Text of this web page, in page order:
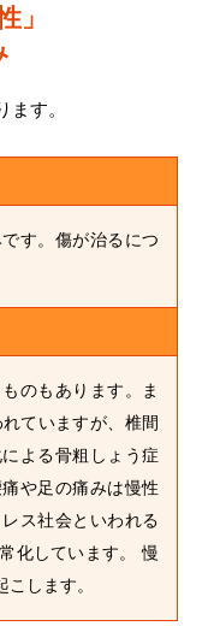
」
す。
す。傷が治るにつ
のもあります。ま
ていますが、椎間
よる骨粗しょう症
や足の痛みは慢性
ス社会といわれる
化しています。 慢
します。